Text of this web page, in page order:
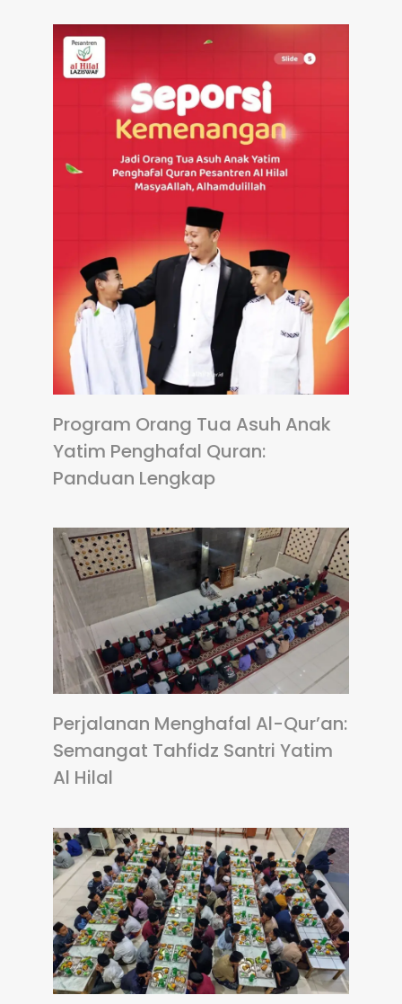
Program Orang Tua Asuh Anak
Yatim Penghafal Quran:
Panduan Lengkap
Perjalanan Menghafal Al-Qur’an:
Semangat Tahfidz Santri Yatim
Al Hilal